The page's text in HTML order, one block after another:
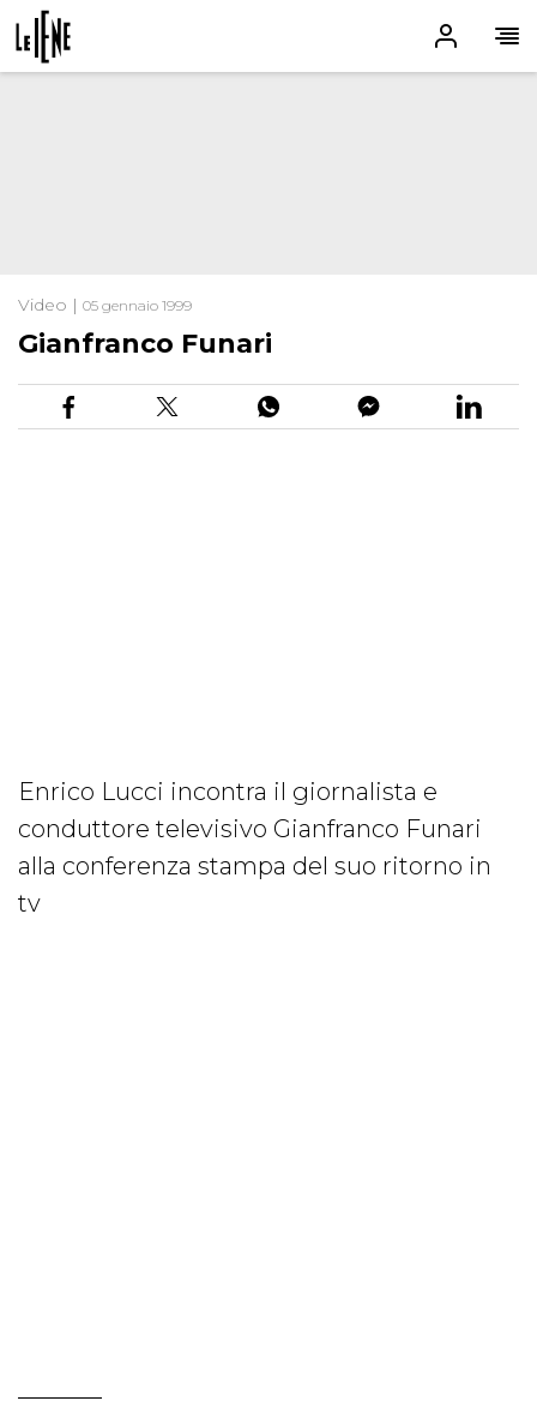
Video | 05 gennaio 1999
Gianfranco Funari
Enrico Lucci incontra il giornalista e
conduttore televisivo Gianfranco Funari
alla conferenza stampa del suo ritorno in
tv